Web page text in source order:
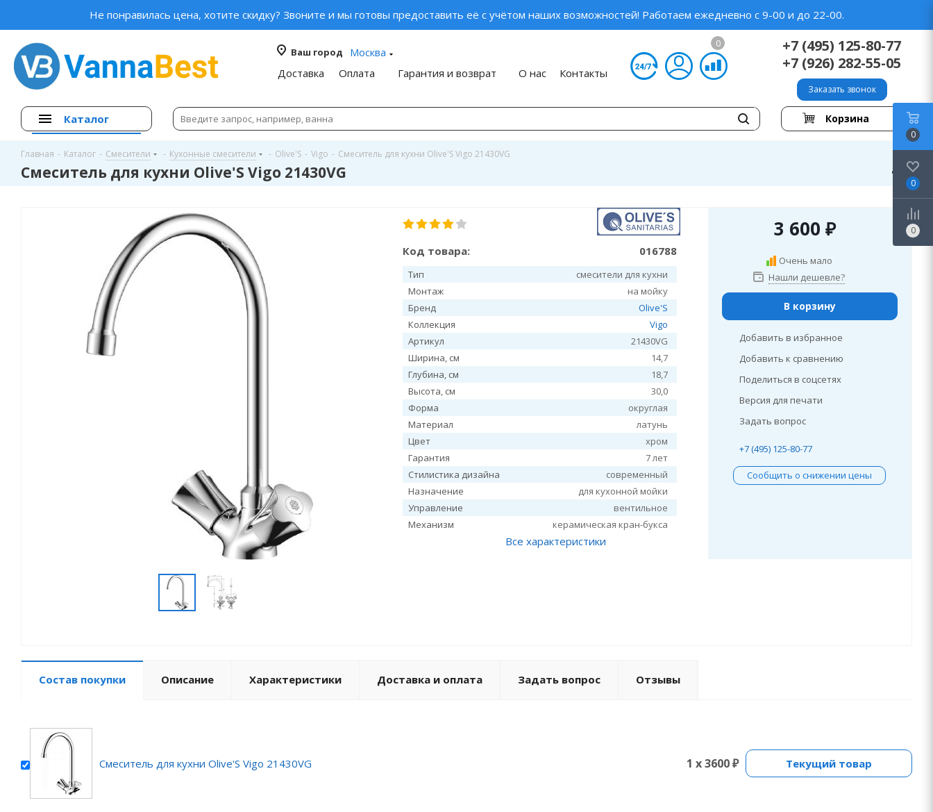
Не понравилась цена, хотите скидку? Звоните и мы готовы предоставить её с учётом наших возможностей! Работаем ежедневно с 9-00 и до 22-00.
Ваш город
Москва
Доставка
Оплата Гарантия и возврат О нас Контакты
0
+7 (495) 125-80-77
+7 (926) 282-55-05
Заказать звонок
Каталог Корзина
Главная - Каталог - Смесители - Кухонные смесители - Olive'S - Vigo - Смеситель для кухни Olive'S Vigo 21430VG
Смеситель для кухни Olive'S Vigo 21430VG
Код товара: 016788
Тип
смесители для кухни
Монтаж
на мойку
Бренд
Olive'S
Коллекция
Vigo
Артикул
21430VG
Ширина, см
14,7
Глубина, см
18,7
Высота, см
30,0
Форма
округлая
Материал
латунь
Цвет
хром
Гарантия
7 лет
Стилистика дизайна
современный
Назначение
для кухонной мойки
Управление
вентильное
Механизм
керамическая кран-букса
Все характеристики
3 600 ₽
Очень мало
Нашли дешевле?
В корзину
Добавить в избранное
Добавить к сравнению
Поделиться в соцсетях
Версия для печати
Задать вопрос
+7 (495) 125-80-77
Сообщить о снижении цены
Состав покупки Описание Характеристики Доставка и оплата Задать вопрос Отзывы
Смеситель для кухни Olive'S Vigo 21430VG 1 x 3600 ₽ Текущий товар
0
0
0